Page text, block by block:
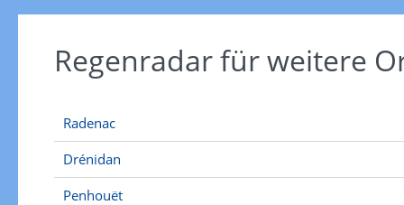
Regenradar für weitere
Radenac
Drénidan
Penhouët